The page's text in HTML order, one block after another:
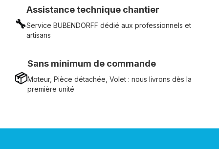
🔧
Assistance technique chantier
Service BUBENDORFF dédié aux professionnels et
artisans
📦
Sans minimum de commande
Moteur, Pièce détachée, Volet : nous livrons dès la
première unité